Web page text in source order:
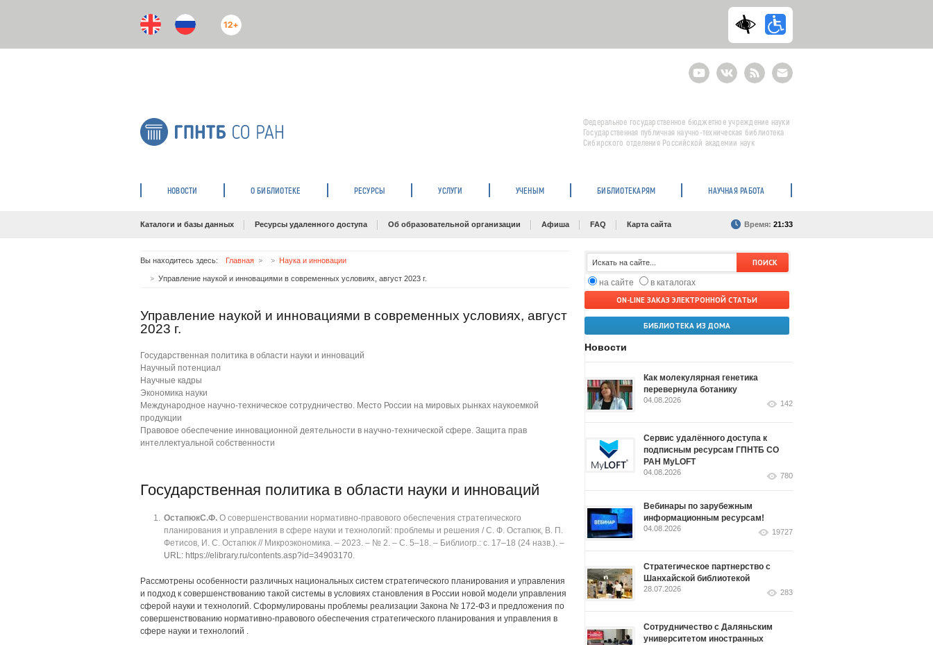
12+
YoutubeВКонтактеRSS
E-
mail
подписка
Федеральное государственное бюджетное учреждение науки
Государственная публичная научно-техническая библиотека
Сибирского отделения Российской академии наук
НОВОСТИ О БИБЛИОТЕКЕ РЕСУРСЫ УСЛУГИ УЧЕНЫМ БИБЛИОТЕКАРЯМ НАУЧНАЯ РАБОТА
Каталоги и базы данных Ресурсы удаленного доступа Об образовательной организации Афиша FAQ Карта сайта Время: 21:33
Вы находитесь здесь: Главная Наука и инновации
Управление наукой и инновациями в современных условиях, август 2023 г.
Управление наукой и инновациями в современных условиях, август
2023 г.
Государственная политика в области науки и инноваций
Научный потенциал
Научные кадры
Экономика науки
Международное научно-техническое сотрудничество. Место России на мировых рынках наукоемкой
продукции
Правовое обеспечение инновационной деятельности в научно-технической сфере. Защита прав
интеллектуальной собственности
Государственная политика в области науки и инноваций
ОстапюкС.Ф. О совершенствовании нормативно-правового обеспечения стратегического
планирования и управления в сфере науки и технологий: проблемы и решения / С. Ф. Остапюк, В. П.
Фетисов, И. С. Остапюк // Микроэкономика. ‒ 2023. ‒ № 2. ‒ C. 5‒18. ‒ Библиогр.: с. 17‒18 (24 назв.). ‒
URL: https://elibrary.ru/contents.asp?id=34903170.
Рассмотрены особенности различных национальных систем стратегического планирования и управления
и подход к совершенствованию такой системы в условиях становления в России новой модели управления
сферой науки и технологий. Сформулированы проблемы реализации Закона № 172-ФЗ и предложения по
совершенствованию нормативно-правового обеспечения стратегического планирования и управления в
сфере науки и технологий .
на сайте
в каталогах
ON-LINE ЗАКАЗ ЭЛЕКТРОННОЙ СТАТЬИ
БИБЛИОТЕКА ИЗ ДОМА
Новости
Как молекулярная генетика
перевернула ботанику
04.08.2026 142
Сервис удалённого доступа к
подписным ресурсам ГПНТБ СО
РАН MyLOFT
04.08.2026 780
Вебинары по зарубежным
информационным ресурсам!
04.08.2026 19727
Стратегическое партнерство с
Шанхайской библиотекой
28.07.2026 283
Сотрудничество с Даляньским
университетом иностранных